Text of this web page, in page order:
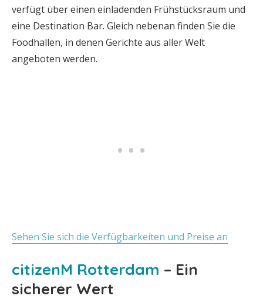
verfügt über einen einladenden Frühstücksraum und
eine Destination Bar. Gleich nebenan finden Sie die
Foodhallen, in denen Gerichte aus aller Welt
angeboten werden.
Sehen Sie sich die Verfügbarkeiten und Preise an
citizenM Rotterdam – Ein
sicherer Wert